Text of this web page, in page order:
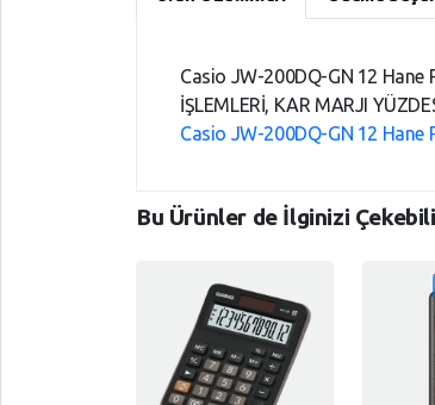
Casio JW-200DQ-GN 12 Hane
İŞLEMLERİ, KAR MARJI
Casio JW-200DQ-GN 12 Hane
Bu Ürünler de İlginizi